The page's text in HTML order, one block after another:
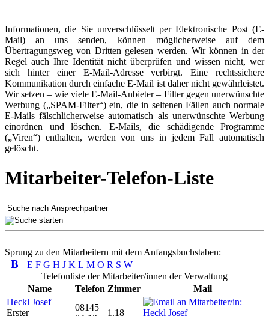
Informationen, die Sie unverschlüsselt per Elektronische Post (E-
Mail) an uns senden, können möglicherweise auf dem
Übertragungsweg von Dritten gelesen werden. Wir können in der
Regel auch Ihre Identität nicht überprüfen und wissen nicht, wer
sich hinter einer E-Mail-Adresse verbirgt. Eine rechtssichere
Kommunikation durch einfache E-Mail ist daher nicht gewährleistet.
Wir setzen – wie viele E-Mail-Anbieter – Filter gegen unerwünschte
Werbung („SPAM-Filter“) ein, die in seltenen Fällen auch normale
E-Mails fälschlicherweise automatisch als unerwünschte Werbung
einordnen und löschen. E-Mails, die schädigende Programme
(„Viren“) enthalten, werden von uns in jedem Fall automatisch
gelöscht.
Mitarbeiter-Telefon-Liste
Sprung zu den Mitarbeitern mit dem Anfangsbuchstaben:
B E F G H J K L M O R S W
Telefonliste der Mitarbeiter/innen der Verwaltung
Name
Telefon Zimmer
Mail
Heckl Josef
Erster
08145
1.18